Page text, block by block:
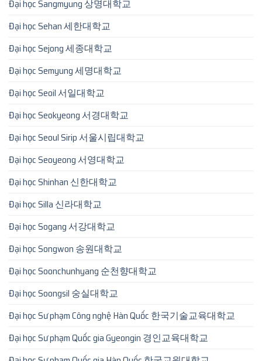
Đại học Sangmyung 상명대학교
Đại học Sehan 세한대학교
Đại học Sejong 세종대학교
Đại học Semyung 세명대학교
Đại học Seoil 서일대학교
Đại học Seokyeong 서경대학교
Đại học Seoul Sirip 서울시립대학교
Đại học Seoyeong 서영대학교
Đại học Shinhan 신한대학교
Đại học Silla 신라대학교
Đại học Sogang 서강대학교
Đại học Songwon 송원대학교
Đại học Soonchunhyang 순천향대학교
Đại học Soongsil 숭실대학교
Đại học Sư phạm Công nghệ Hàn Quốc 한국기술교육대학교
Đại học Sư phạm Quốc gia Gyeongin 경인교육대학교